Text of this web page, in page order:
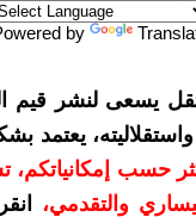
by
لنشر قيم
سنويًا أو أكثر حسب
والتقدمي،